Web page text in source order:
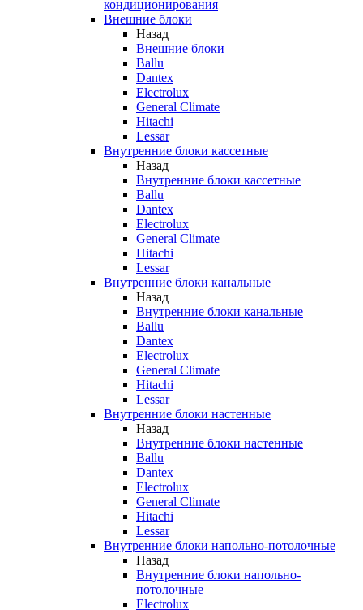
кондиционирования
Внешние блоки
Назад
Внешние блоки
Ballu
Dantex
Electrolux
General Climate
Hitachi
Lessar
Внутренние блоки кассетные
Назад
Внутренние блоки кассетные
Ballu
Dantex
Electrolux
General Climate
Hitachi
Lessar
Внутренние блоки канальные
Назад
Внутренние блоки канальные
Ballu
Dantex
Electrolux
General Climate
Hitachi
Lessar
Внутренние блоки настенные
Назад
Внутренние блоки настенные
Ballu
Dantex
Electrolux
General Climate
Hitachi
Lessar
Внутренние блоки напольно-потолочные
Назад
Внутренние блоки напольно-
потолочные
Electrolux